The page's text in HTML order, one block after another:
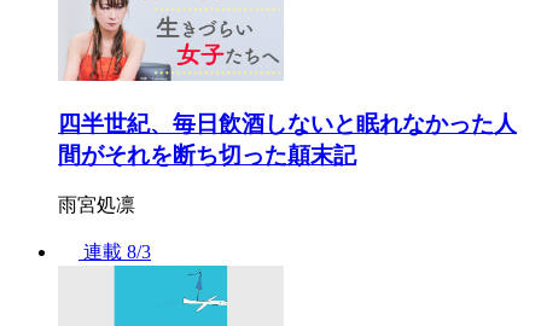
四半世紀、毎日飲酒しないと眠れなかった人
間がそれを断ち切った顛末記
雨宮処凛
連載 8/3